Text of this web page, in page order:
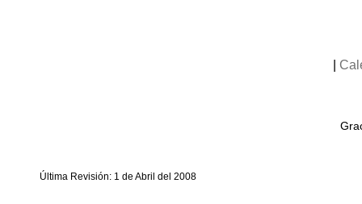
Última Revisión: 1 de Abril del 2008